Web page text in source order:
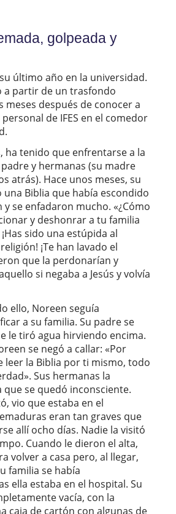
golpeada y
último año en la universidad.
a partir de un trasfondo
meses después de conocer a
de IFES en el comedor
ha tenido que enfrentarse a la
y hermanas (su madre
atrás). Hace unos meses, su
Biblia que había escondido
se enfadaron mucho. «¿Cómo
y deshonrar a tu familia
sido una estúpida al
¡Te han lavado el
que la perdonarían y
si negaba a Jesús y volvía
ello, Noreen seguía
a su familia. Su padre se
le tiró agua hirviendo encima.
se negó a callar: «Por
leer la Biblia por ti mismo, todo
Sus hermanas la
se quedó inconsciente.
vio que estaba en el
eran tan graves que
allí ocho días. Nadie la visitó
Cuando le dieron el alta,
volver a casa pero, al llegar,
familia se había
ella estaba en el hospital. Su
vacía, con la
caja de cartón con algunas de